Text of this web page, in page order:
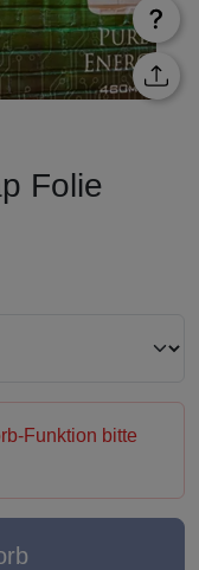
Folie
Funktion bitte